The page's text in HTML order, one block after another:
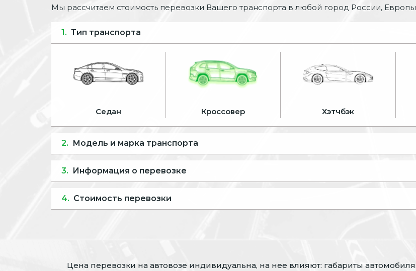
Мы рассчитаем стоимость перевозки Вашего транспорта в любой город России,
1. Тип транспорта
Седан Кроссовер Хэтчбэк
2. Модель и марка транспорта
3. Информация о перевозке
4. Стоимость перевозки
Цена перевозки на автовозе индивидуальна, на нее влияют: габариты